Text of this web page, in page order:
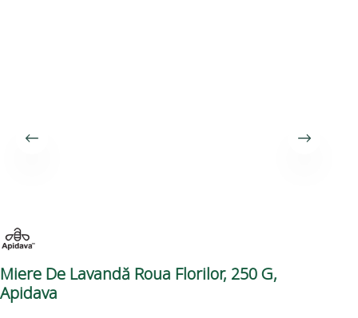
Miere De Lavandă Roua Florilor, 250 G,
Apidava